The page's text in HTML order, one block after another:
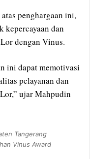
penghargaan ini,
kepercayaan dan
dengan Vinus.
ini dapat memotivasi
pelayanan dan
ujar Mahpudin
Tangerang
Vinus Award